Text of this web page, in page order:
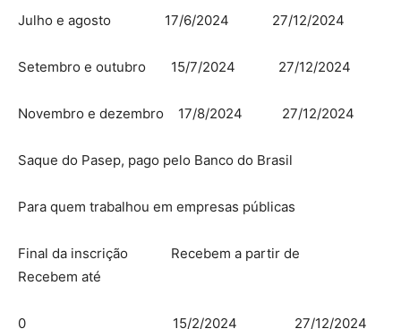
Julho e agosto 17/6/2024 27/12/2024
Setembro e outubro 15/7/2024 27/12/2024
Novembro e dezembro 17/8/2024 27/12/2024
Saque do Pasep, pago pelo Banco do Brasil
Para quem trabalhou em empresas públicas
Final da inscrição Recebem a partir de
Recebem até
0 15/2/2024 27/12/2024